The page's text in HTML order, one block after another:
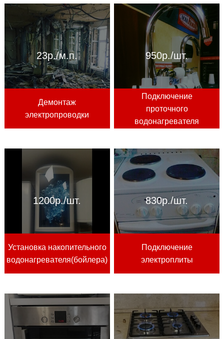
23р./м.п.
Демонтаж
электропроводки
950р./шт.
Подключение
проточного
водонагревателя
1200р./шт.
Установка накопительного
водонагревателя(бойлера)
830р./шт.
Подключение
электроплиты